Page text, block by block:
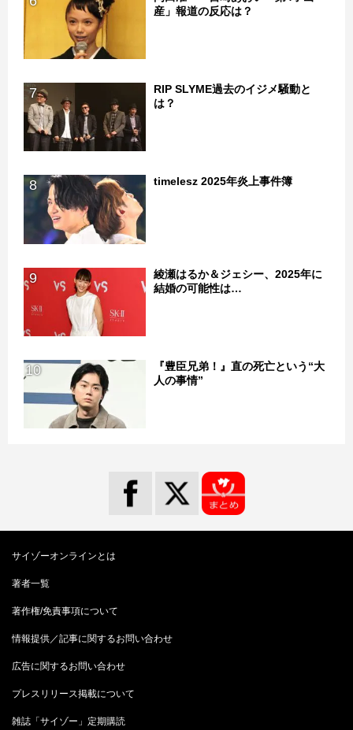
産」報道の反応は？
7
RIP SLYME過去のイジメ騒動と
は？
8 timelesz 2025年炎上事件簿
9
綾瀬はるか＆ジェシー、2025年に
結婚の可能性は…
10
『豊臣兄弟！』直の死亡という“大
人の事情”
サイゾーオンラインとは
著者一覧
著作権/免責事項について
情報提供／記事に関するお問い合わせ
広告に関するお問い合わせ
プレスリリース掲載について
雑誌「サイゾー」定期購読